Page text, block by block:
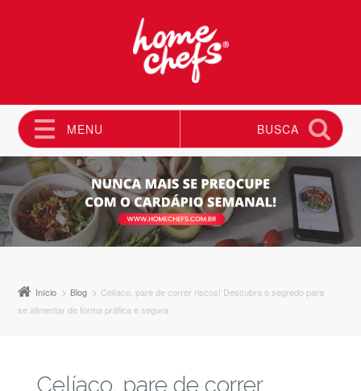
MENU
Pular para o conteúdo
BUSCA
Início Blog
Celíaco, pare de correr riscos! Descubra o segredo para
se alimentar de forma prática e segura
Celíaco, pare de correr